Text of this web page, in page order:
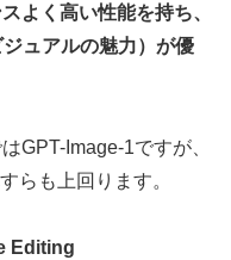
よく高い性能を持ち、
ュアルの魅力）が優
GPT-Image-1ですが、
らも上回ります。
Editing